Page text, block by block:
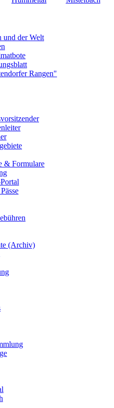
und der Welt
Rangen"
& Formulare
(Archiv)